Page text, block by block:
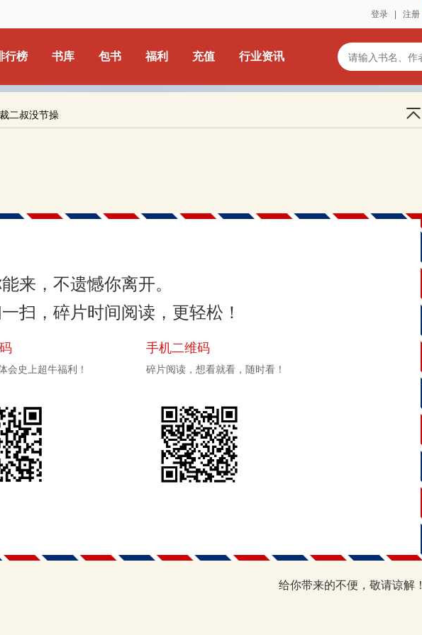
登录 注册
行榜 书库 包书 福利 充值 行业资讯
二叔没节操
来，不遗憾你离开。
扫，碎片时间阅读，更轻松！
会史上超牛福利！
手机二维码
碎片阅读，想看就看，随时看！
给你带来的不便，敬请谅解！